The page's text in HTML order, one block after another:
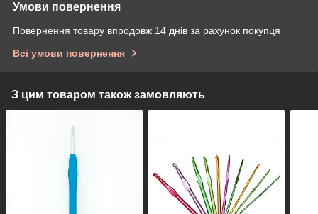
Умови повернення
Повернення товару впродовж 14 днів за рахунок покупця
Всі умови повернення
З цим товаром також замовляють